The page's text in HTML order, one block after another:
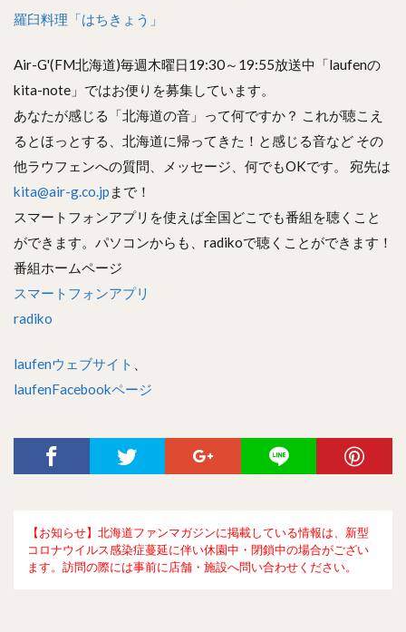
羅臼料理「はちきょう」
Air-G'(FM北海道)毎週木曜日19:30～19:55放送中「laufenの
kita-note」ではお便りを募集しています。
あなたが感じる「北海道の音」って何ですか？ これが聴こえ
るとほっとする、北海道に帰ってきた！と感じる音など その
他ラウフェンへの質問、メッセージ、何でもOKです。 宛先は
kita@air-g.co.jp まで！
スマートフォンアプリを使えば全国どこでも番組を聴くこと
ができます。パソコンからも、radikoで聴くことができます！
番組ホームページ
スマートフォンアプリ
radiko
laufenウェブサイト
laufenFacebookページ
【お知らせ】北海道ファンマガジンに掲載している情報は、新型
コロナウイルス感染症蔓延に伴い休園中・閉鎖中の場合がござい
ます。訪問の際には事前に店舗・施設へ問い合わせください。